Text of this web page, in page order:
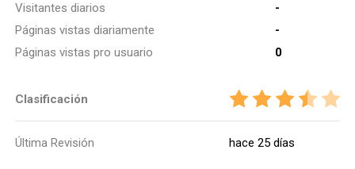
Visitantes diarios
-
Páginas vistas diariamente
-
Páginas vistas pro usuario
0
Clasificación
Última Revisión hace 25 días